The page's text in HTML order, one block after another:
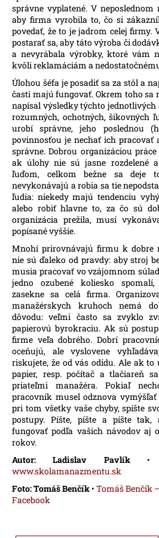
správne vyplatené. V neposlednom
aby firma vyrobila to, čo si
povedať, že to je jadrom celej firmy.
postarať sa, aby táto výroba či
a nevyrábala výrobky, ktoré vám
kvôli reklamáciám a
Úlohou šéfa je posadiť sa za stôl a
časti majú fungovať. Okrem toho sa
napísal výsledky týchto
rozumných, ochotných, šikovných
urobí správne, jeho poslednou
povinnosťou je nechať ich pracovať
správne. Dobrou organizáciou
ak úlohy nie sú jasne rozdelené
ľuďom, celkom bežne sa deje
nevykonávajú a robia sa tie
ľudia: niekedy majú tendenciu
alebo robiť hlavne to, za čo sú
organizácia prežila, musí
popísané vyššie.
Mnohí prirovnávajú firmu k dobre
nie sú ďaleko od pravdy: aby stroj
musia pracovať vo vzájomnom
jedno ozubené koliesko
zasekne sa celá firma.
manažérskych kruhoch nemá
dôvodu: veľmi často sa zvyklo
papierovú byrokraciu. Ak sú
firme veľa dobrého. Dobrí
oceňujú, ale vyslovene
riskujete, že od vás odídu. Ale ak to
papier, resp. počítač a tlačiareň
priateľmi manažéra. Pokiaľ
pracovník musel odznova
pri tom všetky vaše chyby, spíšte
postupy. Píšte, píšte a píšte
fungovať podľa vašich návodov aj
rokov.
Autor: Ladislav Pavlík•
www.skolamanazmentu.sk
Foto: Tomáš Benčík • Tomáš Benčík
Facebook